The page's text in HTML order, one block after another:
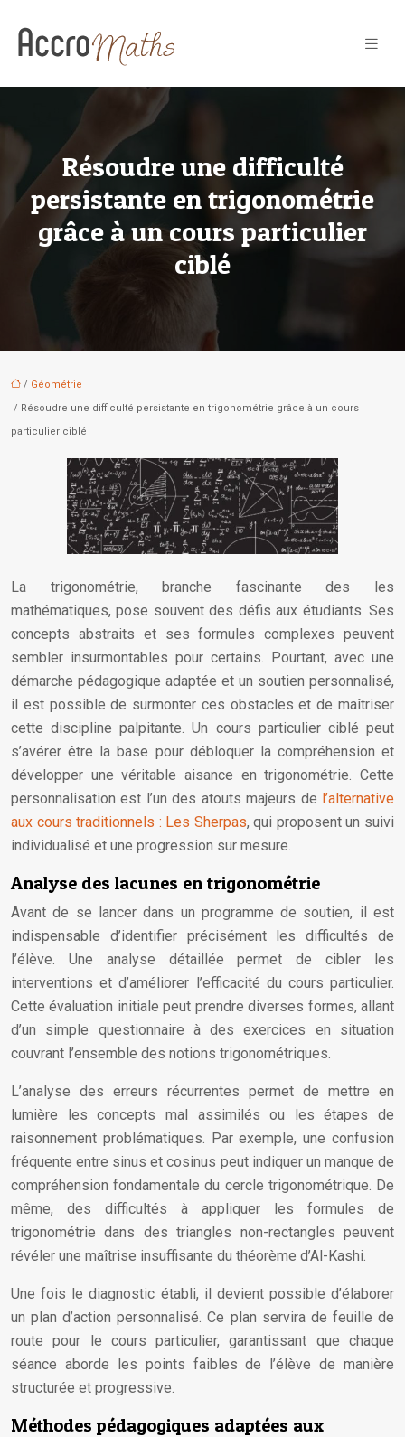
Résoudre une difficulté
persistante en trigonométrie
grâce à un cours particulier
ciblé
/ Géométrie
/ Résoudre une difficulté persistante en trigonométrie grâce à un cours
particulier ciblé
La trigonométrie, branche fascinante des les
mathématiques, pose souvent des défis aux étudiants. Ses
concepts abstraits et ses formules complexes peuvent
sembler insurmontables pour certains. Pourtant, avec une
démarche pédagogique adaptée et un soutien personnalisé,
il est possible de surmonter ces obstacles et de maîtriser
cette discipline palpitante. Un cours particulier ciblé peut
s’avérer être la base pour débloquer la compréhension et
développer une véritable aisance en trigonométrie. Cette
personnalisation est l’un des atouts majeurs de l’alternative
aux cours traditionnels : Les Sherpas, qui proposent un suivi
individualisé et une progression sur mesure.
Analyse des lacunes en trigonométrie
Avant de se lancer dans un programme de soutien, il est
indispensable d’identifier précisément les difficultés de
l’élève. Une analyse détaillée permet de cibler les
interventions et d’améliorer l’efficacité du cours particulier.
Cette évaluation initiale peut prendre diverses formes, allant
d’un simple questionnaire à des exercices en situation
couvrant l’ensemble des notions trigonométriques.
L’analyse des erreurs récurrentes permet de mettre en
lumière les concepts mal assimilés ou les étapes de
raisonnement problématiques. Par exemple, une confusion
fréquente entre sinus et cosinus peut indiquer un manque de
compréhension fondamentale du cercle trigonométrique. De
même, des difficultés à appliquer les formules de
trigonométrie dans des triangles non-rectangles peuvent
révéler une maîtrise insuffisante du théorème d’Al-Kashi.
Une fois le diagnostic établi, il devient possible d’élaborer
un plan d’action personnalisé. Ce plan servira de feuille de
route pour le cours particulier, garantissant que chaque
séance aborde les points faibles de l’élève de manière
structurée et progressive.
Méthodes pédagogiques adaptées aux